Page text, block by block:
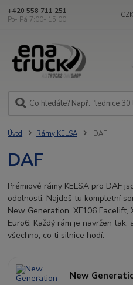
+420 558 711 251
Po- Pá 7:00- 15:00
Úvod Rámy KELSA DAF
DAF
Prémiové rámy KELSA pro DAF
odolnosti. Najdeš tu kompletní
New Generation, XF106 Facelift,
Euro6. Každý rám je navržen
všechno, co ti silnice hodí.
New